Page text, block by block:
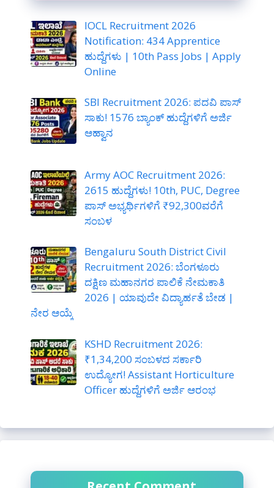
IOCL Recruitment 2026
Notification: 434 Apprentice
ಹುದ್ದೆಗಳು | 10th Pass Jobs | Apply
Online
SBI Recruitment 2026: ಪದವಿ ಪಾಸ್
ಸಾಕು! 1576 ಬ್ಯಾಂಕ್ ಹುದ್ದೆಗಳಿಗೆ ಅರ್ಜಿ
ಆಹ್ವಾನ
Army AOC Recruitment 2026:
2615 ಹುದ್ದೆಗಳು! 10th, PUC, Degree
ಪಾಸ್ ಅಭ್ಯರ್ಥಿಗಳಿಗೆ ₹92,300ವರೆಗೆ
ಸಂಬಳ
Bengaluru South District Civil
Recruitment 2026: ಬೆಂಗಳೂರು
ದಕ್ಷಿಣ ಮಹಾನಗರ ಪಾಲಿಕೆ ನೇಮಕಾತಿ
2026 | ಯಾವುದೇ ವಿದ್ಯಾರ್ಹತೆ ಬೇಡ |
ನೇರ ಆಯ್ಕೆ
KSHD Recruitment 2026:
₹1,34,200 ಸಂಬಳದ ಸರ್ಕಾರಿ
ಉದ್ಯೋಗ! Assistant Horticulture
Officer ಹುದ್ದೆಗಳಿಗೆ ಅರ್ಜಿ ಆರಂಭ